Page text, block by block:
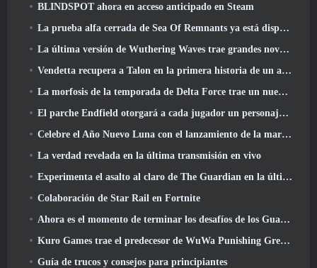
BLINDSPOT ahora en acceso anticipado en Steam
La prueba alfa cerrada de Sea Of Remnants ya está disponible
La última versión de Wuthering Waves trae grandes novedades y cambios en la calidad de vida
Vendetta recupera a Talon en la primera historia de un año de duración en Overwatch (Sin "2", Blizzard está dejando eso)
La morfosis de la temporada de Delta Force trae un nuevo mapa, Modos, Y mejoras solicitadas por los jugadores
El parche Endfield otorgará a cada jugador un personaje gratuito de seis estrellas de su elección
Celebre el Año Nuevo Luna con el lanzamiento de la maravilla invernal de Palia: Actualización de Año Nuevo de Riffrocin
La verdad revelada en la última transmisión en vivo
Experimenta el asalto al claro de The Guardian en la última actualización de Guild Wars 2 que comienza hoy
Colaboración de Star Rail en Fortnite
Ahora es el momento de terminar los desafíos de los Guardianes de la Llama en Path Of Exile durante Legacy Of Phrecia
Kuro Games trae el predecesor de WuWa Punishing Grey Raven a Steam
Guía de trucos y consejos para principiantes